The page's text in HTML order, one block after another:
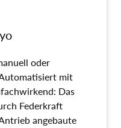
oder
mit
Das
Federkraft
angebaute